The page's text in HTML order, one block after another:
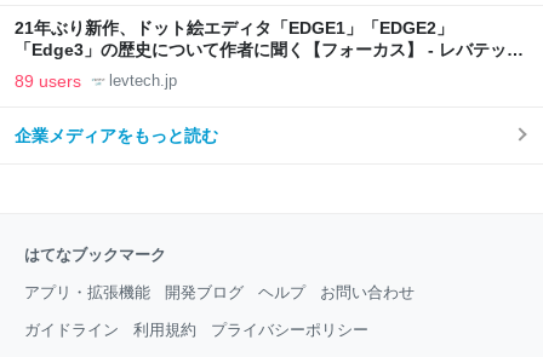
21年ぶり新作、ドット絵エディタ「EDGE1」「EDGE2」
「Edge3」の歴史について作者に聞く【フォーカス】 - レバテック
LAB
89 users levtech.jp
企業メディアをもっと読む
はてなブックマーク
アプリ・拡張機能 開発ブログ ヘルプ お問い合わせ
ガイドライン 利用規約 プライバシーポリシー